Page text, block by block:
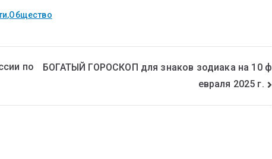
,Общество
по
БОГАТЫЙ ГОРОСКОП для знаков зодиака на 10 ф
евраля 2025 г.